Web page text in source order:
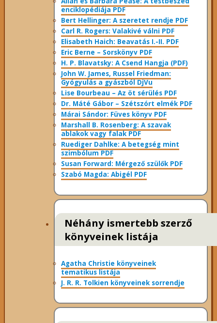
enciklopédiája PDF
Bert Hellinger: A ​szeretet rendje PDF
Carl R. Rogers: Valakivé válni PDF
Elisabeth Haich: Beavatás I.-II. PDF
Eric Berne – Sorskönyv PDF
H. P. Blavatsky: A Csend Hangja (PDF)
John W. James, Russel Friedman:
Gyógyulás a gyászból DjVu
Lise Bourbeau – Az öt sérülés PDF
Dr. Máté Gábor – Szétszórt elmék PDF
Márai Sándor: Füves könyv PDF
Marshall B. Rosenberg: A szavak
ablakok vagy falak PDF
Ruediger Dahlke: A betegség mint
szimbólum PDF
Susan Forward: Mérgező szülők PDF
Szabó Magda: Abigél PDF
Néhány ismertebb szerző
könyveinek listája
Agatha Christie könyveinek
tematikus listája
J. R. R. Tolkien könyveinek sorrendje